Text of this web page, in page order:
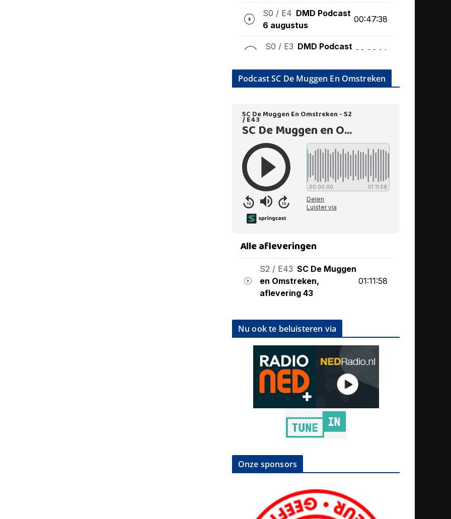
Podcast SC De Muggen En Omstreken
Nu ook te beluisteren via
Onze sponsors